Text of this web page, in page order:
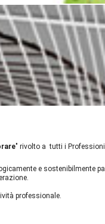
" rivolto a tutti i
e sostenibilmente
professionale.